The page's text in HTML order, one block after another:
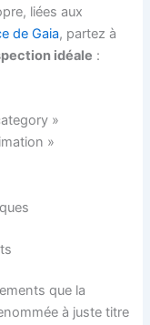
liées aux
de Gaia, partez à
idéale :
»
»
que la
à juste titre